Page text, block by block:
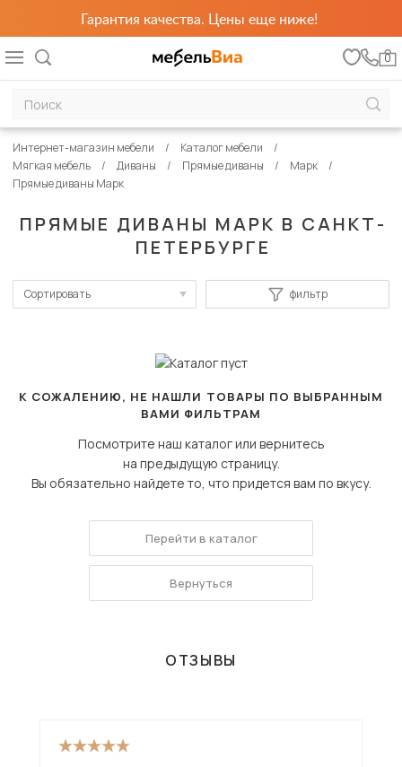
Гарантия качества. Цены еще ниже!
0
ПРЯМЫЕ ДИВАНЫ МАРК В САНКТ-
ПЕТЕРБУРГЕ
Интернет-магазин мебели
Каталог мебели
Мягкая мебель
Диваны Прямые диваны
Марк
Прямые диваны Марк
Сортировать
Сначала дешевые
фильтр
К СОЖАЛЕНИЮ, НЕ НАШЛИ ТОВАРЫ ПО ВЫБРАННЫМ
ВАМИ ФИЛЬТРАМ
Посмотрите наш каталог или вернитесь
на предыдущую страницу.
Вы обязательно найдете то, что придется вам по вкусу.
Перейти в каталог
Вернуться
ОТЗЫВЫ